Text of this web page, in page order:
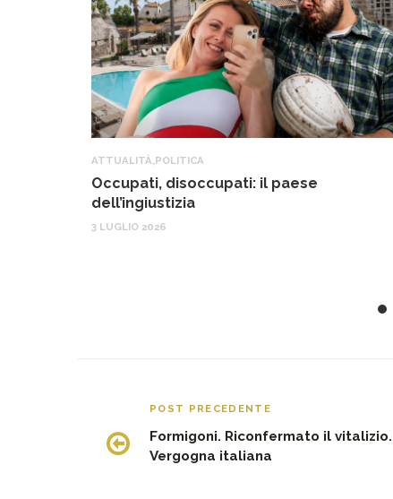
ATTUALITÀ,POLITICA
Occupati, disoccupati: il paese
dell’ingiustizia
3 LUGLIO 2026
POST PRECEDENTE
Formigoni. Riconfermato il vitalizio.
Vergogna italiana